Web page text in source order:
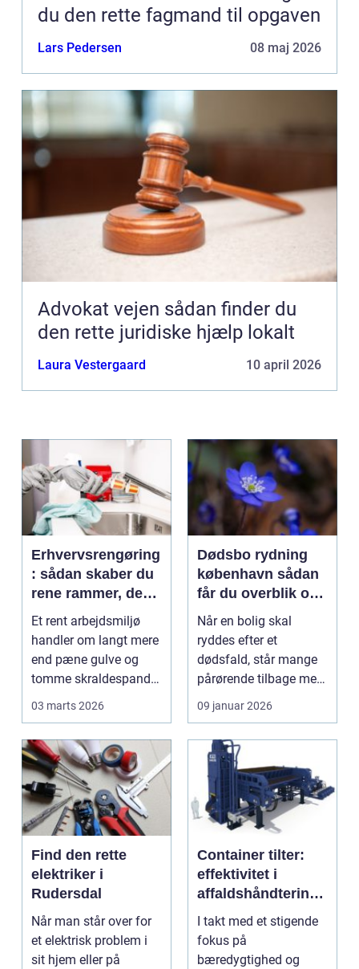
du den rette fagmand til opgaven
Lars Pedersen 08 maj 2026
Advokat vejen sådan finder du
den rette juridiske hjælp lokalt
Laura Vestergaard 10 april 2026
Erhvervsrengøring
: sådan skaber du
rene rammer, der
kan mærkes på
bundlinjen
Et rent arbejdsmiljø
handler om langt mere
end pæne gulve og
tomme skraldespande.
Reng&...
03 marts 2026
Dødsbo rydning
københavn sådan
får du overblik og
professionel hjælp
Når en bolig skal
ryddes efter et
dødsfald, står mange
pårørende tilbage med
en stor praktisk
opgave...
09 januar 2026
Find den rette
elektriker i
Rudersdal
Når man står over for
et elektrisk problem i
sit hjem eller på
Container tilter:
effektivitet i
affaldshåndtering
og
ressourcegenanve
ndelse
I takt med et stigende
fokus på
bæredygtighed og